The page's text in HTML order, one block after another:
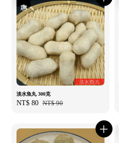
淡水魚丸 300克
Sale
NT$ 80 Regular
NT$ 90